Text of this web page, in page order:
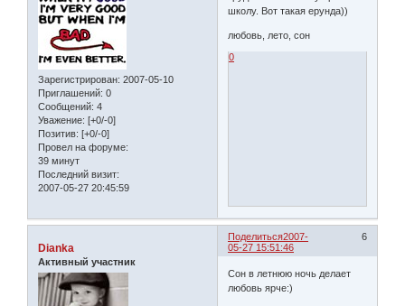
Зарегистрирован: 2007-05-10
Приглашений: 0
Сообщений: 4
Уважение: [+0/-0]
Позитив: [+0/-0]
Провел на форуме:
39 минут
Последний визит:
2007-05-27 20:45:59
школу. Вот такая ерунда))
любовь, лето, сон
0
Поделиться 6
2007-
05-27 15:51:46
Dianka
Активный участник
Сон в летнюю ночь делает
любовь ярче:)